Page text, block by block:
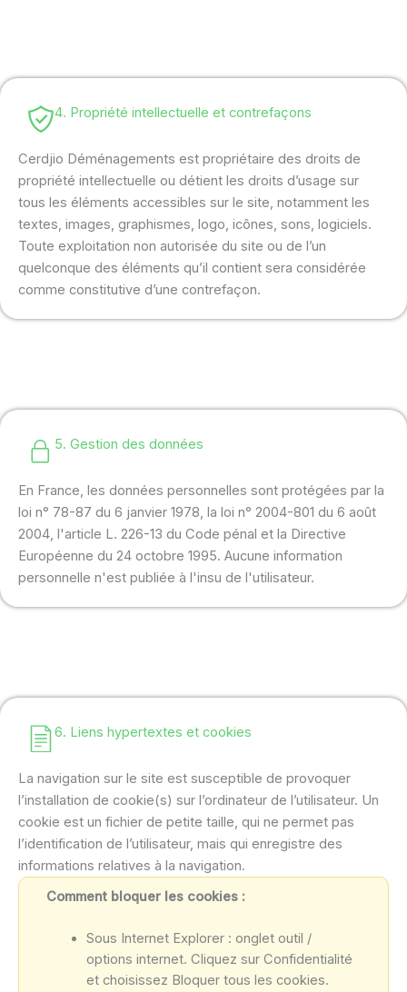
4. Propriété intellectuelle et contrefaçons
Cerdjio Déménagements est propriétaire des droits de
propriété intellectuelle ou détient les droits d’usage sur
tous les éléments accessibles sur le site, notamment les
textes, images, graphismes, logo, icônes, sons, logiciels.
Toute exploitation non autorisée du site ou de l’un
quelconque des éléments qu’il contient sera considérée
comme constitutive d’une contrefaçon.
5. Gestion des données
En France, les données personnelles sont protégées par la
loi n° 78-87 du 6 janvier 1978, la loi n° 2004-801 du 6 août
2004, l'article L. 226-13 du Code pénal et la Directive
Européenne du 24 octobre 1995. Aucune information
personnelle n'est publiée à l'insu de l'utilisateur.
6. Liens hypertextes et cookies
La navigation sur le site est susceptible de provoquer
l’installation de cookie(s) sur l’ordinateur de l’utilisateur. Un
cookie est un fichier de petite taille, qui ne permet pas
l’identification de l’utilisateur, mais qui enregistre des
informations relatives à la navigation.
Comment bloquer les cookies :
Sous Internet Explorer : onglet outil /
options internet. Cliquez sur Confidentialité
et choisissez Bloquer tous les cookies.